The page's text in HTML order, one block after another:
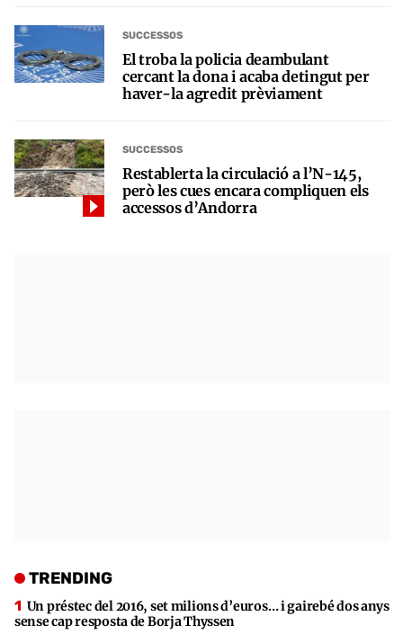
SUCCESSOS
El troba la policia deambulant
cercant la dona i acaba detingut per
haver-la agredit prèviament
SUCCESSOS
Restablerta la circulació a l’N-145,
però les cues encara compliquen els
accessos d’Andorra
TRENDING
Un préstec del 2016, set milions d’euros… i gairebé dos anys
sense cap resposta de Borja Thyssen